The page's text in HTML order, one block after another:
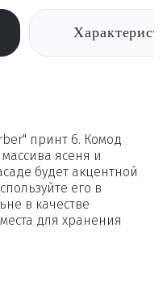
принт 6. Комод
ясеня и
будет акцентной
его в
в качестве
для хранения